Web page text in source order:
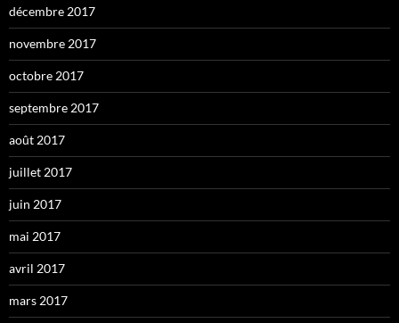
décembre 2017
novembre 2017
octobre 2017
septembre 2017
août 2017
juillet 2017
juin 2017
mai 2017
avril 2017
mars 2017